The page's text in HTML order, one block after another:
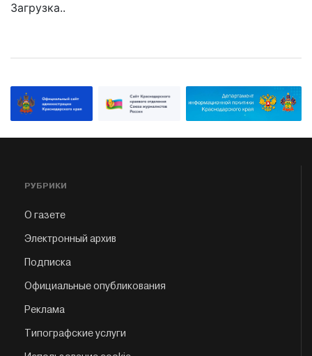
Загрузка..
РУБРИКИ
О газете
Электронный архив
Подписка
Официальные опубликования
Реклама
Типографские услуги